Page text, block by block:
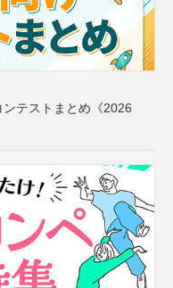
テストまとめ《2026